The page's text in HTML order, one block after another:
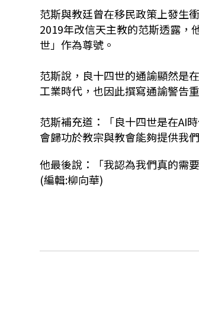
范斯與教廷曾在移民政策上發生
2019年改信天主教的范斯透露，
世」作為尊號。
范斯說，良十四世的通諭顯然是
工業時代，也因此撰寫通諭警告
范斯補充道：「良十四世是在AI
會歸功於教宗與教會能夠提供我
他最後說：「我認為我們真的需
(編輯:柳向華)